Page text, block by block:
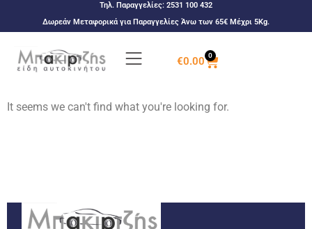
Τηλ. Παραγγελίες: 2531 100 432
Δωρεάν Μεταφορικά για Παραγγελίες Άνω των 65€ Μέχρι 5Kg.
€0.00 0
It seems we can't find what you're looking for.